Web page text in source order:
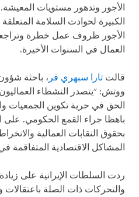
الأجور وتدهور مستويات المعيشة.
الكبيرة لحوادث السلامة
الأجور ظروف عمل خطرة وتراجعا
العمال في السنوات الأخيرة.
قالت تارا سبهري فر ، باحثة
ووتش: "يتصدر النشطاء
الحق في حرية تكوين الجمعيات
باهظا جراء القمع الحكومي. على
بحقوق النقابات العمالية
المشاكل الاقتصادية المتفاقمة في
ردت السلطات الإيرانية على
والتحركات ذات الصلة